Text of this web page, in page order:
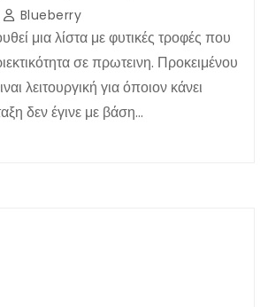
Blueberry
μια λίστα με φυτικές τροφές που
σε πρωτεινη. Προκειμένου
λειτουργική για όποιον κάνει
δεν έγινε με βάση…